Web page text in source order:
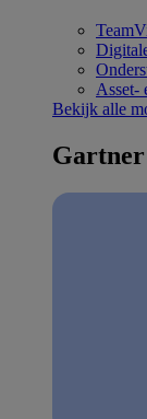
Asset-
Bekijk alle